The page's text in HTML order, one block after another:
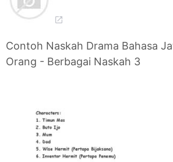
Contoh Naskah Drama Bahasa
Orang - Berbagai Naskah 3